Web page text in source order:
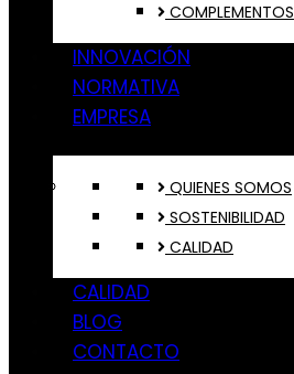
COMPLEMENTOS
INNOVACIÓN
NORMATIVA
EMPRESA
QUIENES SOMOS
SOSTENIBILIDAD
CALIDAD
CALIDAD
BLOG
CONTACTO